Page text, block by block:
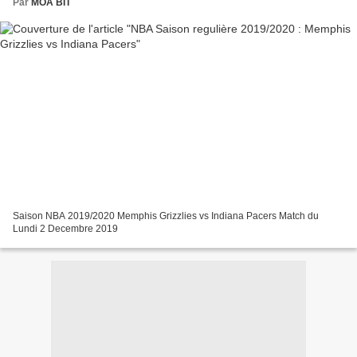
Par MOA BIT
Saison NBA 2019/2020 Memphis Grizzlies vs Indiana Pacers Match du
Lundi 2 Decembre 2019